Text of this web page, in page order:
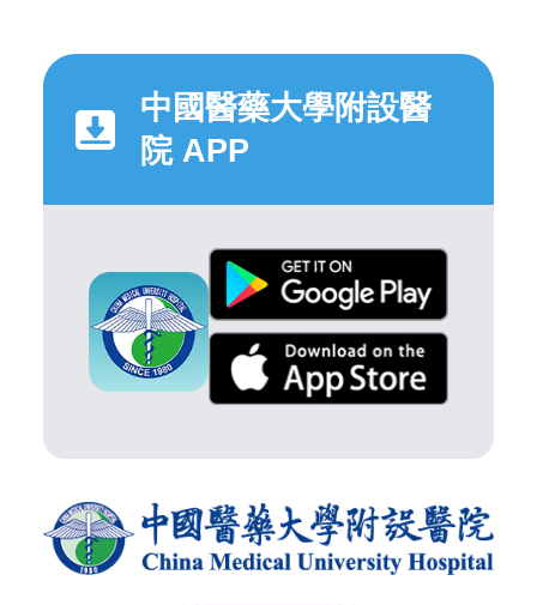
中國醫藥大學附設醫
院 APP